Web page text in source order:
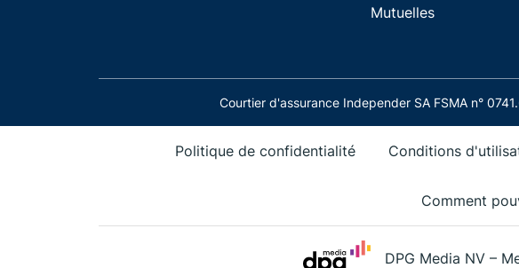
Mutuelles
Courtier d'assurance Independer SA FSMA n°
Politique de confidentialité Conditions
Comment
DPG Media NV –